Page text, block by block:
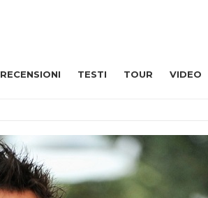
RECENSIONI TESTI TOUR VIDEO